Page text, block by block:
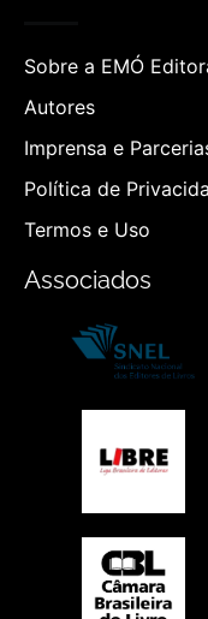
Sobre a EMÓ
Autores
Imprensa e
Política de
Termos e Uso
Associados